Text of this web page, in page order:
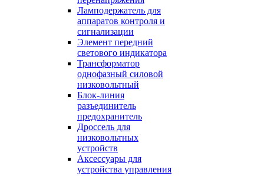
Ламподержатель для
аппаратов контроля и
сигнализации
Элемент передний
светового индикатора
Трансформатор
однофазный силовой
низковольтный
Блок-линия
разъединитель
предохранитель
Дроссель для
низковольтных
устройств
Аксессуары для
устройства управления